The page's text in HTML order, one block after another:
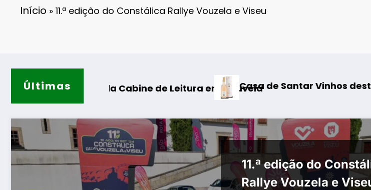
Início » 11.ª edição do Constálica Rallye Vouzela e Viseu
Últimas
da Cabine de Leitura em GouveiaCasa de Santar Vinhos destaca três
11.ª edição do
Rallye Vouzela e